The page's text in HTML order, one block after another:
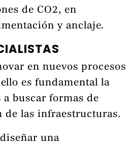
de CO2, en
y anclaje.
en nuevos procesos
es fundamental la
buscar formas de
de las infraestructuras.
una